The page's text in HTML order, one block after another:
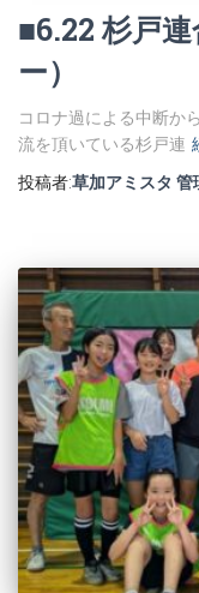
■6.22 杉戸
ー）
コロナ過による中断か
流を頂いている杉戸連
投稿者:草加アミスタ 管